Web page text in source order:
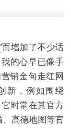
而增加了不少话
的心早已像手
销金句走红网
新，例如围绕
时常在其官方
高德地图等官